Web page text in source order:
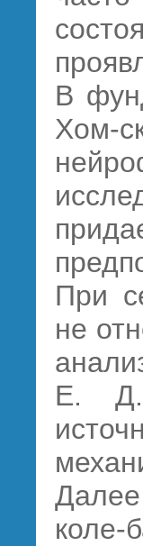
В
При
не
Е. Д.